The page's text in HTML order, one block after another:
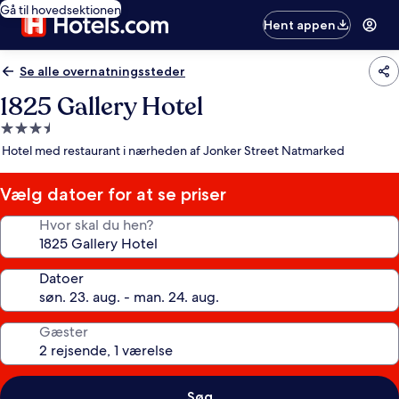
Gå til hovedsektionen
Hent appen
Se alle overnatningssteder
1825 Gallery Hotel
3.5-
stjernet
Hotel med restaurant i nærheden af Jonker Street Natmarked
Vælg datoer for at se priser
Hvor skal du hen?
Datoer
Gæster